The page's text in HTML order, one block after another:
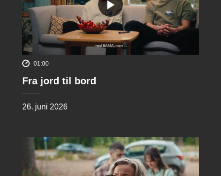
01:00
Fra jord til bord
26. juni 2026